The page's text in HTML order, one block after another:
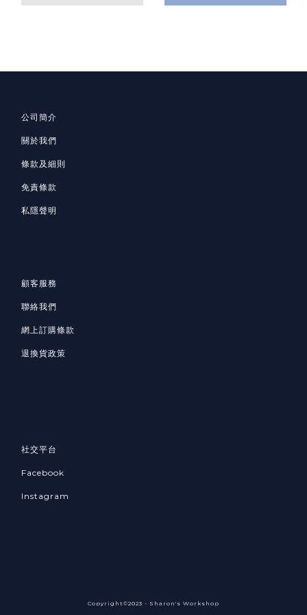
公司簡介
關於我們
條款及細則
免責條款
私隱聲明
顧客服務
聯絡我們
網上訂購條款
退換貨政策
社交平台
Facebook
Instagram
Copyright©2023 - Sharon's Workshop